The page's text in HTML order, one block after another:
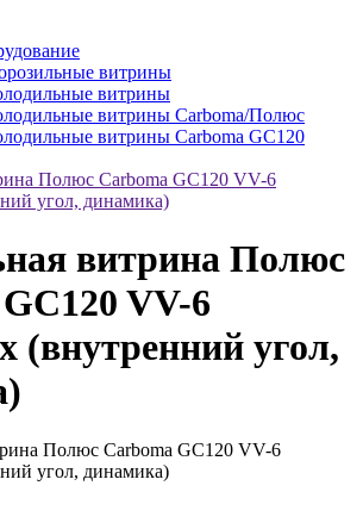
витрины
витрины
витрины Carboma/Полюс
витрины Carboma GC120
Полюс Carboma GC120 VV-6
угол, динамика)
витрина Полюс
VV-6
(внутренний угол,